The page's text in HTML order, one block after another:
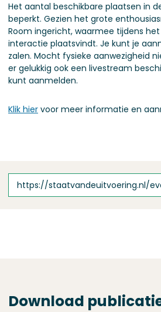
Het aantal beschikbare plaatsen in
beperkt. Gezien het grote
Room ingericht, waarmee tijdens
interactie plaatsvindt. Je kunt je
zalen. Mocht fysieke aanwezigheid
er gelukkig ook een livestream
kunt aanmelden.
Klik hier voor meer informatie en
https://staatvandeuitvoering.nl/
Download